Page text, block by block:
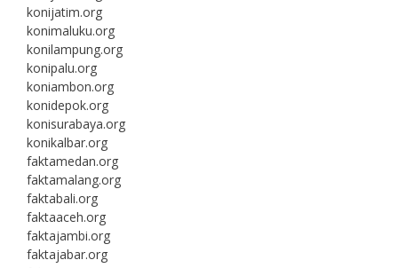
konijatim.org
konimaluku.org
konilampung.org
konipalu.org
koniambon.org
konidepok.org
konisurabaya.org
konikalbar.org
faktamedan.org
faktamalang.org
faktabali.org
faktaaceh.org
faktajambi.org
faktajabar.org